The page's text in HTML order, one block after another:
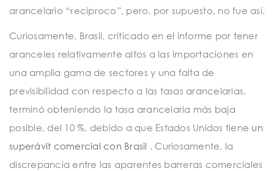
arancelario “recíproco”, pero, por supuesto, no fue así.
Curiosamente, Brasil, criticado en el informe por tener
aranceles relativamente altos a las importaciones en
una amplia gama de sectores y una falta de
previsibilidad con respecto a las tasas arancelarias,
terminó obteniendo la tasa arancelaria más baja
posible, del 10 %, debido a que Estados Unidos tiene un
superávit comercial con Brasil . Curiosamente, la
discrepancia entre las aparentes barreras comerciales